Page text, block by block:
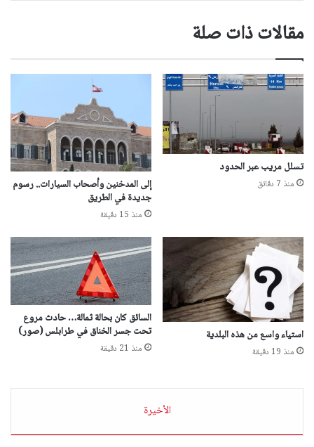
مقالات ذات صلة
تسلل مريب عبر الحدود
منذ 7 دقائق إلى المدخنين وأصحاب السيارات.. رسوم
جديدة في الطريق
منذ 15 دقيقة
استياء واسع من هذه البلدية
منذ 19 دقيقة
السائق كان بحالة ثمالة… حادث مروع
تحت جسر الخناق في طرابلس (صور)
منذ 21 دقيقة
الأخيرة